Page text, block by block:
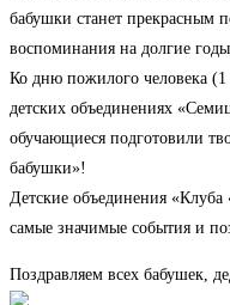
бабушки станет прекрасным
воспоминания на долгие
Ко дню пожилого человека
детских объединениях
обучающиеся подготовили
бабушки»!
Детские объединения «Клуба
самые значимые события и
Поздравляем всех бабушек,